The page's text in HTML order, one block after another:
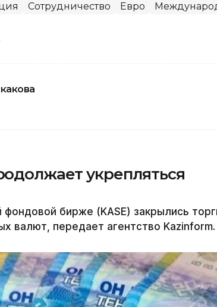
Сотрудничество Евро
укрепляться
фондовой бирже (KASE) закрылись
валют, передает агентство Kazinform.